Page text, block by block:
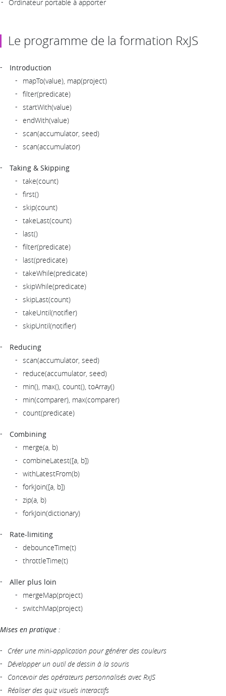
Ordinateur portable à apporter
Le programme de la formation RxJS
Introduction
mapTo(value), map(project)
filter(predicate)
startWith(value)
endWith(value)
scan(accumulator, seed)
scan(accumulator)
Taking & Skipping
take(count)
first()
skip(count)
takeLast(count)
last()
filter(predicate)
last(predicate)
takeWhile(predicate)
skipWhile(predicate)
skipLast(count)
takeUntil(notifier)
skipUntil(notifier)
Reducing
scan(accumulator, seed)
reduce(accumulator, seed)
min(), max(), count(), toArray()
min(comparer), max(comparer)
count(predicate)
Combining
merge(a, b)
combineLatest([a, b])
withLatestFrom(b)
forkJoin([a, b])
zip(a, b)
forkJoin(dictionary)
Rate-limiting
debounceTime(t)
throttleTime(t)
Aller plus loin
mergeMap(project)
switchMap(project)
Mises en pratique :
Créer une mini-application pour générer des couleurs
Développer un outil de dessin à la souris
Concevoir des opérateurs personnalisés avec RxJS
Réaliser des quiz visuels interactifs